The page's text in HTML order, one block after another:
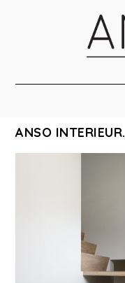
ANSO INTERIEUR.